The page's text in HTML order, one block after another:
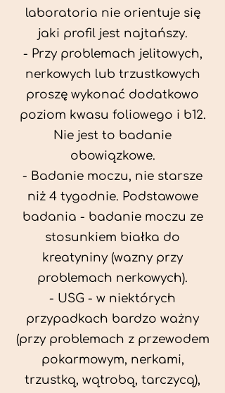
laboratoria nie orientuje się
jaki profil jest najtańszy.
- Przy problemach jelitowych,
nerkowych lub trzustkowych
proszę wykonać dodatkowo
poziom kwasu foliowego i b12.
Nie jest to badanie
obowiązkowe.
- Badanie moczu, nie starsze
niż 4 tygodnie. Podstawowe
badania - badanie moczu ze
stosunkiem białka do
kreatyniny (wazny przy
problemach nerkowych).
- USG - w niektórych
przypadkach bardzo ważny
(przy problemach z przewodem
pokarmowym, nerkami,
trzustką, wątrobą, tarczycą),